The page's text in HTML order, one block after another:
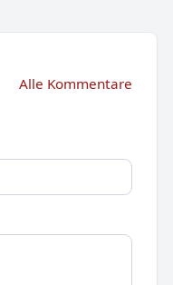
Alle Kommentare